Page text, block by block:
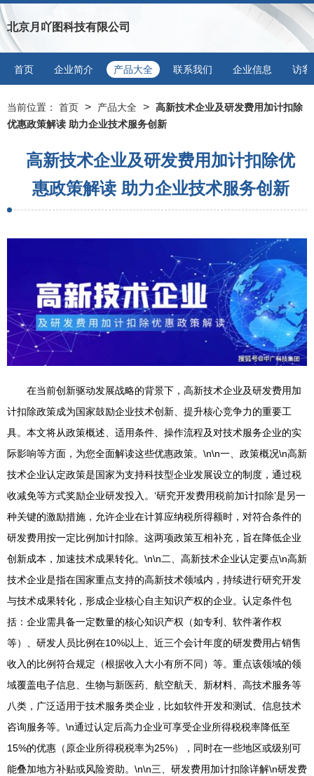
北京月吖图科技有限公司
首页 企业简介 产品大全 联系我们 企业信息 访客
当前位置： 首页 > 产品大全 > 高新技术企业及研发费用加计扣除
优惠政策解读 助力企业技术服务创新
高新技术企业及研发费用加计扣除优
惠政策解读 助力企业技术服务创新
在当前创新驱动发展战略的背景下，高新技术企业及研发费用加
计扣除政策成为国家鼓励企业技术创新、提升核心竞争力的重要工
具。本文将从政策概述、适用条件、操作流程及对技术服务企业的实
际影响等方面，为您全面解读这些优惠政策。\n\n一、政策概况\n高新
技术企业认定政策是国家为支持科技型企业发展设立的制度，通过税
收减免等方式奖励企业研发投入。‘研究开发费用税前加计扣除’是另一
种关键的激励措施，允许企业在计算应纳税所得额时，对符合条件的
研发费用按一定比例加计扣除。这两项政策互相补充，旨在降低企业
创新成本，加速技术成果转化。\n\n二、高新技术企业认定要点\n高新
技术企业是指在国家重点支持的高新技术领域内，持续进行研究开发
与技术成果转化，形成企业核心自主知识产权的企业。认定条件包
括：企业需具备一定数量的核心知识产权（如专利、软件著作权
等）、研发人员比例在10%以上、近三个会计年度的研发费用占销售
收入的比例符合规定（根据收入大小有所不同）等。重点该领域的领
域覆盖电子信息、生物与新医药、航空航天、新材料、高技术服务等
八类，广泛适用于技术服务类企业，比如软件开发和测试、信息技术
咨询服务等。\n通过认定后高力企业可享受企业所得税税率降低至
15%的优惠（原企业所得税税率为25%），同时在一些地区或级别可
能叠加地方补贴或风险资助。\n\n三、研发费用加计扣除详解\n研发费